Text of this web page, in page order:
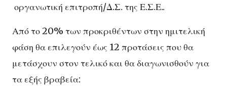
οργανωτική επιτροπή/Δ.Σ. της Ε.Σ.Ε..
Από το 20% των προκριθέντων στην ημιτελική
φάση θα επιλεγούν έως 12 προτάσεις που θα
μετάσχουν στον τελικό και θα διαγωνισθούν για
τα εξής βραβεία: